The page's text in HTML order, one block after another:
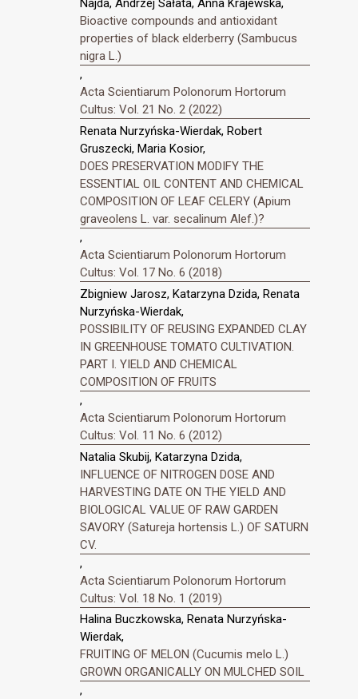
Najda, Andrzej Sałata, Anna Krajewska,
Bioactive compounds and antioxidant
properties of black elderberry (Sambucus
nigra L.)
,
Acta Scientiarum Polonorum Hortorum
Cultus: Vol. 21 No. 2 (2022)
Renata Nurzyńska-Wierdak, Robert
Gruszecki, Maria Kosior,
DOES PRESERVATION MODIFY THE
ESSENTIAL OIL CONTENT AND CHEMICAL
COMPOSITION OF LEAF CELERY (Apium
graveolens L. var. secalinum Alef.)?
,
Acta Scientiarum Polonorum Hortorum
Cultus: Vol. 17 No. 6 (2018)
Zbigniew Jarosz, Katarzyna Dzida, Renata
Nurzyńska-Wierdak,
POSSIBILITY OF REUSING EXPANDED CLAY
IN GREENHOUSE TOMATO CULTIVATION.
PART I. YIELD AND CHEMICAL
COMPOSITION OF FRUITS
,
Acta Scientiarum Polonorum Hortorum
Cultus: Vol. 11 No. 6 (2012)
Natalia Skubij, Katarzyna Dzida,
INFLUENCE OF NITROGEN DOSE AND
HARVESTING DATE ON THE YIELD AND
BIOLOGICAL VALUE OF RAW GARDEN
SAVORY (Satureja hortensis L.) OF SATURN
CV.
,
Acta Scientiarum Polonorum Hortorum
Cultus: Vol. 18 No. 1 (2019)
Halina Buczkowska, Renata Nurzyńska-
Wierdak,
FRUITING OF MELON (Cucumis melo L.)
GROWN ORGANICALLY ON MULCHED SOIL
,